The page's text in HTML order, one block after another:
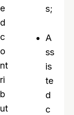
e
d
c
o
nt
ri
b
ut
s;
A
ss
is
te
d
c